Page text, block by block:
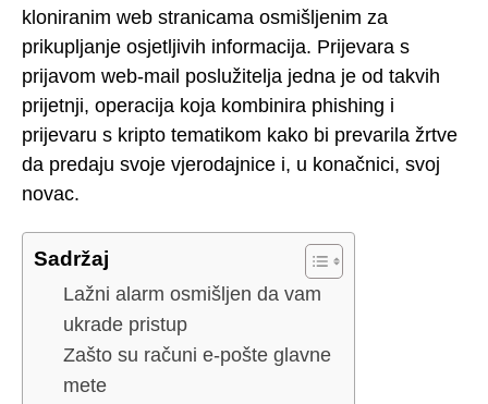
kloniranim web stranicama osmišljenim za
prikupljanje osjetljivih informacija. Prijevara s
prijavom web-mail poslužitelja jedna je od takvih
prijetnji, operacija koja kombinira phishing i
prijevaru s kripto tematikom kako bi prevarila žrtve
da predaju svoje vjerodajnice i, u konačnici, svoj
novac.
Sadržaj
Lažni alarm osmišljen da vam
ukrade pristup
Zašto su računi e-pošte glavne
mete